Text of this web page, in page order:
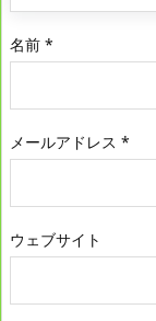
名前 *
メールアドレス *
ウェブサイト